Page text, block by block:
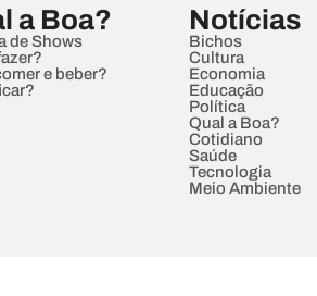
a Boa?
de Shows
e beber?
Notícias
Bichos
Cultura
Economia
Educação
Política
Qual a Boa?
Cotidiano
Saúde
Tecnologia
Meio Ambiente